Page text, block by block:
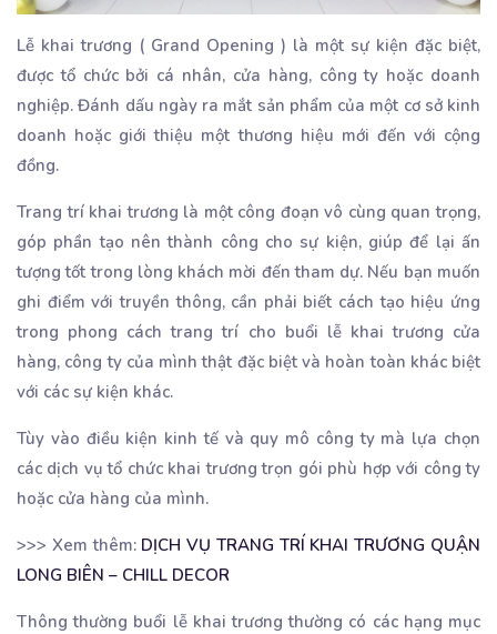
Lễ khai trương ( Grand Opening ) là một sự kiện đặc biệt,
được tổ chức bởi cá nhân, cửa hàng, công ty hoặc doanh
nghiệp. Đánh dấu ngày ra mắt sản phẩm của một cơ sở kinh
doanh hoặc giới thiệu một thương hiệu mới đến với cộng
đồng.
Trang trí khai trương là một công đoạn vô cùng quan trọng,
góp phần tạo nên thành công cho sự kiện, giúp để lại ấn
tượng tốt trong lòng khách mời đến tham dự. Nếu bạn muốn
ghi điểm với truyền thông, cần phải biết cách tạo hiệu ứng
trong phong cách trang trí cho buổi lễ khai trương cửa
hàng, công ty của mình thật đặc biệt và hoàn toàn khác biệt
với các sự kiện khác.
Tùy vào điều kiện kinh tế và quy mô công ty mà lựa chọn
các dịch vụ tổ chức khai trương trọn gói phù hợp với công ty
hoặc cửa hàng của mình.
>>> Xem thêm: DỊCH VỤ TRANG TRÍ KHAI TRƯƠNG QUẬN
LONG BIÊN – CHILL DECOR
Thông thường buổi lễ khai trương thường có các hạng mục